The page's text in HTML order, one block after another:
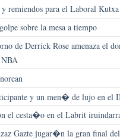
remiendos para el Laboral
sobre la mesa a tiempo
de Derrick Rose amenaza el
NBA
y un men� de lujo en el
el cesta�o en el Labrit
Gazte jugar�n la gran final